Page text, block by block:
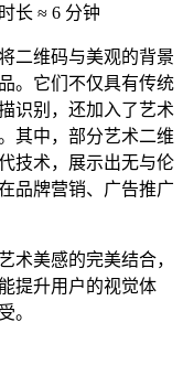
长 ≈ 6 分钟
二维码与美观的背景
。它们不仅具有传统
识别，还加入了艺术
其中，部分艺术二维
技术，展示出无与伦
品牌营销、广告推广
术美感的完美结合，
提升用户的视觉体
。